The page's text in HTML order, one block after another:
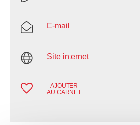
E-mail
Site internet
AJOUTER
AU CARNET